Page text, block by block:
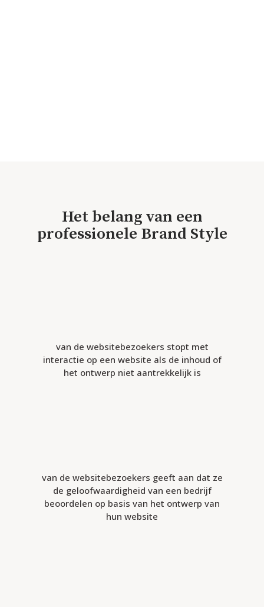
Het belang van een
professionele Brand Style
van de websitebezoekers stopt met
interactie op een website als de inhoud of
het ontwerp niet aantrekkelijk is
van de websitebezoekers geeft aan dat ze
de geloofwaardigheid van een bedrijf
beoordelen op basis van het ontwerp van
hun website